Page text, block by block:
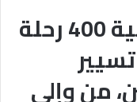
ألغت السلطات اليابانية 400 رحلة
من وإلى